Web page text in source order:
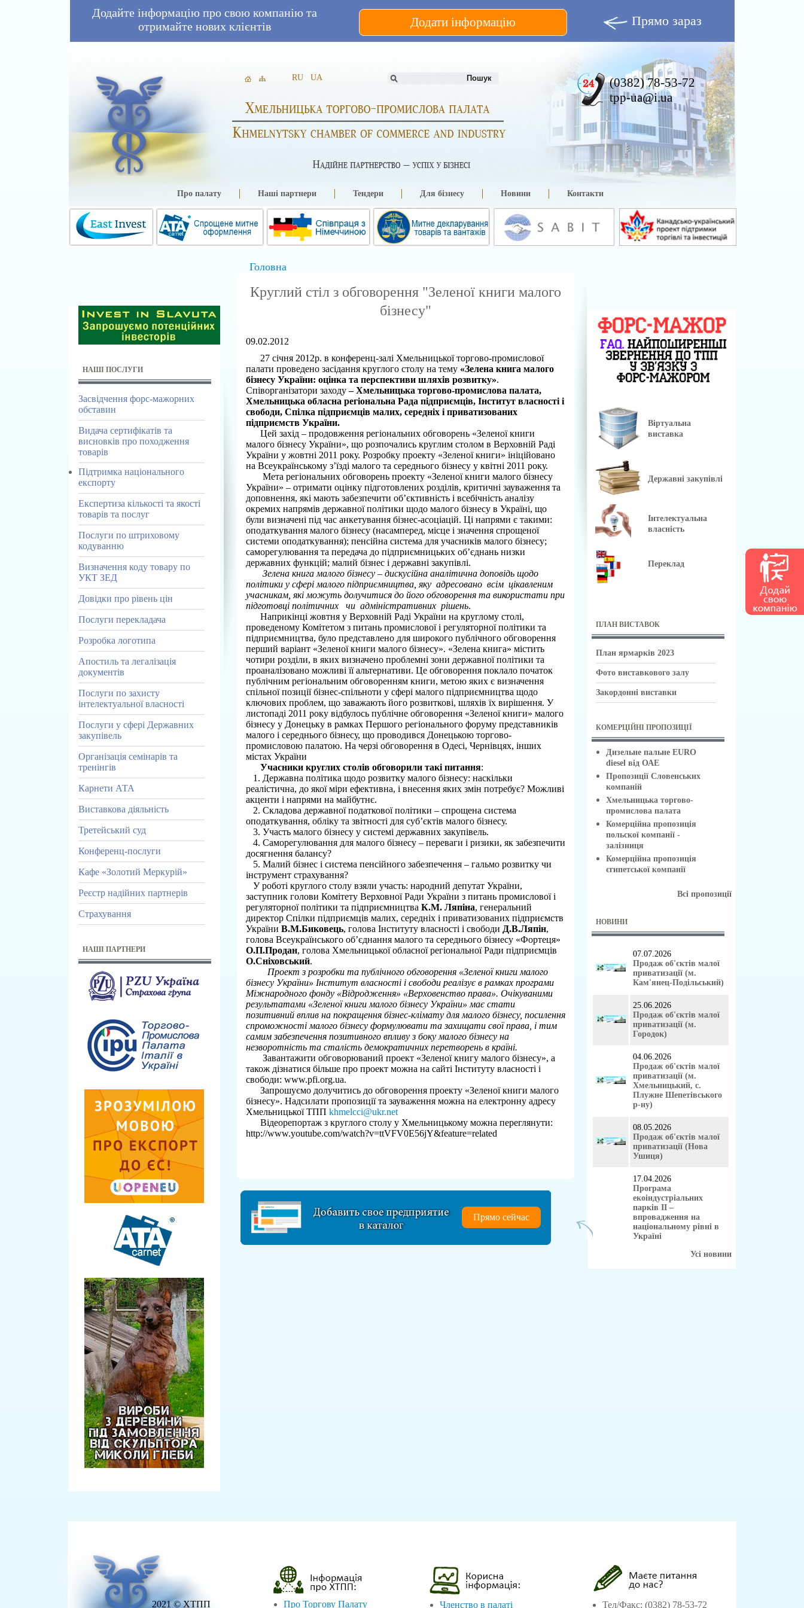
Додайте інформацію про свою компанію та
отримайте нових клієнтів
Додати інформацію Прямо зараз
RU UA
Про палату Наші партнери Тендери Для бізнесу Новини Контакти
(0382) 78-53-72
tpp-ua@i.ua
Головна
Круглий стіл з обговорення "Зеленої книги малого
бізнесу"
09.02.2012
27 січня 2012р. в конференц-залі Хмельницької торгово-промислової
палати проведено засідання круглого столу на тему «Зелена книга малого
бізнесу України: оцінка та перспективи шляхів розвитку».
Співорганізатори заходу– Хмельницька торгово-промислова палата,
Хмельницька обласна регіональна Рада підприємців, Інститут власності і
свободи, Спілка підприємців малих, середніх і приватизованих
підприємств України.
Цей захід – продовження регіональних обговорень «Зеленої книги
малого бізнесу України», що розпочались круглим столом в Верховній Раді
України у жовтні 2011 року. Розробку проекту «Зеленої книги» ініційовано
на Всеукраїнському з’їзді малого та середнього бізнесу у квітні 2011 року.
Мета регіональних обговорень проекту «Зеленої книги малого бізнесу
України» – отримати оцінку підготовлених розділів, критичні зауваження та
доповнення, які мають забезпечити об’єктивність і всебічність аналізу
окремих напрямів державної політики щодо малого бізнесу в Україні, що
були визначені під час анкетування бізнес-асоціацій. Ці напрями є такими:
оподаткування малого бізнесу (насамперед, місце і значення спрощеної
системи оподаткування); пенсійна система для учасників малого бізнесу;
саморегулювання та передача до підприємницьких об’єднань низки
державних функцій; малий бізнес і державні закупівлі.
Зелена книга малого бізнесу – дискусійна аналітична доповідь щодо
політики у сфері малого підприємництва, яку адресовановсім цікавленим
учасникам, які можуть долучитися до його обговорення та використати при
підготовці політичних
чи адміністративних рішень.
Наприкінці жовтня у Верховній Раді України на круглому столі,
проведеному Комітетом з питань промислової і регуляторної політики та
підприємництва, було представлено для широкого публічного обговорення
перший варіант «Зеленої книги малого бізнесу». «Зелена книга» містить
чотири розділи, в яких визначено проблемні зони державної політики та
проаналізовано можливі її альтернативи. Це обговорення поклало початок
публічним регіональним обговоренням книги, метою яких є визначення
спільної позиції бізнес-спільноти у сфері малого підприємництва щодо
ключових проблем, що заважають його розвиткові, шляхів їх вирішення. У
листопаді 2011 року відбулось публічне обговорення «Зеленої книги» малого
бізнесу у Донецьку в рамках Першого регіонального форуму представників
малого і середнього бізнесу, що проводився Донецькою торгово-
промисловою палатою. На черзі обговорення в Одесі, Чернівцях, інших
містах України
Учасники круглих столів обговорили такі питання:
1. Державна політика щодо розвитку малого бізнесу: наскільки
реалістична, до якої міри ефективна, і внесення яких змін потребує? Можливі
акценти і напрями на майбутнє.
2. Складова державної податкової політики – спрощена система
оподаткування, обліку та звітності для суб’єктів малого бізнесу.
3. Участь малого бізнесу у системі державних закупівель.
4. Саморегулювання для малого бізнесу – переваги і ризики, як забезпечити
досягнення балансу?
5. Малий бізнес і система пенсійного забезпечення – гальмо розвитку чи
інструмент страхування?
У роботі круглого столу взяли участь: народний депутат України,
заступник голови Комітету Верховної Ради України з питань промислової і
регуляторної політики та підприємництва К.М. Ляпіна, генеральний
директор Спілки підприємців малих, середніх і приватизованих підприємств
України В.М.Биковець, голова Інституту власності і свободи Д.В.Ляпін,
голова Всеукраїнського об’єднання малого та середнього бізнесу «Фортеця»
О.П.Продан, голова Хмельницької обласної регіональної Ради підприємців
О.Сніховський.
Проект з розробки та публічного обговорення «Зеленої книги малого
бізнесу України» Інститут власності і свободи реалізує в рамках програми
Міжнародного фонду «Відродження» «Верховенство права». Очікуваними
результатами «Зеленої книги малого бізнесу України» має стати
позитивний вплив на покращення бізнес-клімату для малого бізнесу, посилення
спроможності малого бізнесу формулювати та захищати свої права, і тим
самим забезпечення позитивного впливу з боку малого бізнесу на
незворотність та сталість демократичних перетворень в країні.
Завантажити обговорюваний проект «Зеленої книгу малого бізнесу», а
також дізнатися більше про проект можна на сайті Інституту власності і
свободи: www.pfi.org.ua.
Запрошуємо долучитись до обговорення проекту «Зеленої книги малого
бізнесу». Надсилати пропозиції та зауваження можна на електронну адресу
Хмельницької ТПП khmelcci@ukr.net
Відеорепортаж з круглого столу у Хмельницькому можна переглянути:
http://www.youtube.com/watch?v=ttVFV0E56jY&feature=related
Прямо сейчас
НАШІ ПОСЛУГИ
Засвідчення форс-мажорних
обставин
Видача сертифікатів та
висновків про походження
товарів
Підтримка національного
експорту
Експертиза кількості та якості
товарів та послуг
Послуги по штриховому
кодуванню
Визначення коду товару по
УКТ ЗЕД
Довідки про рівень цін
Послуги перекладача
Розробка логотипа
Апостиль та легалізація
документів
Послуги по захисту
інтелектуальної власності
Послуги у сфері Державних
закупівель
Організація семінарів та
тренінгів
Карнети АТА
Виставкова діяльність
Третейський суд
Конференц-послуги
Кафе «Золотий Меркурій»
Реєстр надійних партнерів
Страхування
НАШІ ПАРТНЕРИ
Віртуальна
виставка
Державні закупівлі
Інтелектуальна
власність
Переклад
ПЛАН ВИСТАВОК
План ярмарків 2023
Фото виставкового залу
Закордонні виставки
КОМЕРЦІЙНІ ПРОПОЗИЦІЇ
Дизельне пальне EURO
diesel від ОАЕ
Пропозиції Словенських
компаній
Хмельницька торгово-
промислова палата
Комерційна пропозиція
польскої компанії -
залізниця
Комерційна пропозиція
єгипетської компанії
Всі пропозиції
НОВИНИ
07.07.2026
Продаж об'єктів малої
приватизації (м.
Кам'янец-Подільський)
25.06.2026
Продаж об'єктів малої
приватизації (м.
Городок)
04.06.2026
Продаж об'єктів малої
приватизації (м.
Хмельницький, с.
Плужне Шепетівського
р-ну)
08.05.2026
Продаж об'єктів малої
приватизації (Нова
Ушиця)
17.04.2026
Програма
екоіндустріальних
парків II –
впровадження на
національному рівні в
Україні
Усі новини
2021 © ХТПП Про Торгову Палату Членство в палаті Тел/Факс: (0382) 78-53-72